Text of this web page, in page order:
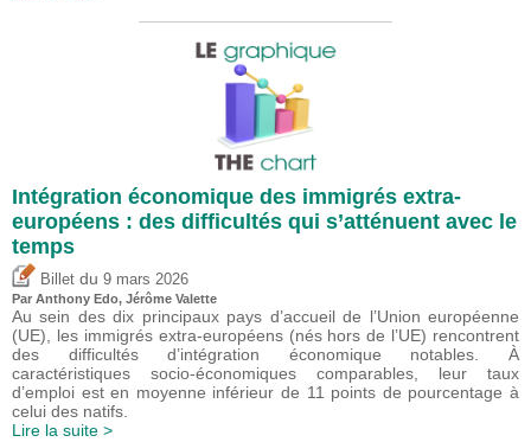
Intégration économique des immigrés extra-
européens : des difficultés qui s’atténuent avec le
temps
Billet du 9 mars 2026
Par Anthony Edo, Jérôme Valette
Au sein des dix principaux pays d’accueil de l’Union européenne
(UE), les immigrés extra-européens (nés hors de l’UE) rencontrent
des difficultés d’intégration économique notables. À
caractéristiques socio-économiques comparables, leur taux
d’emploi est en moyenne inférieur de 11 points de pourcentage à
celui des natifs.
Lire la suite >